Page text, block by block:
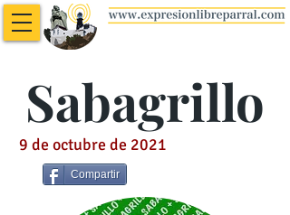
Sabagrillo
9 de octubre de 2021
Compartir